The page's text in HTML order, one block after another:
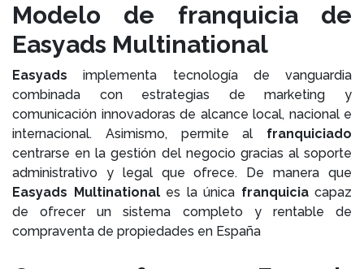
Modelo de franquicia de
Easyads Multinational
Easyadsimplementa tecnología de vanguardia
combinada con estrategias de marketing y
comunicación innovadoras de alcance local, nacional e
internacional. Asimismo, permite al franquiciado
centrarse en la gestión del negocio gracias al soporte
administrativo y legal que ofrece. De manera que
Easyads Multinationales la única franquicia capaz
de ofrecer un sistema completo y rentable de
compraventa de propiedades en España